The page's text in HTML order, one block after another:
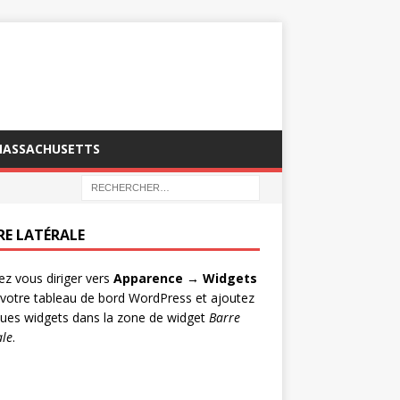
LATÉRALE
vous diriger vers Apparence → Widgets
tableau de bord WordPress et ajoutez
widgets dans la zone de widget Barre
.